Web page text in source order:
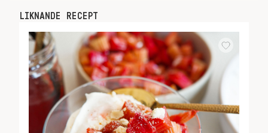
LIKNANDE RECEPT